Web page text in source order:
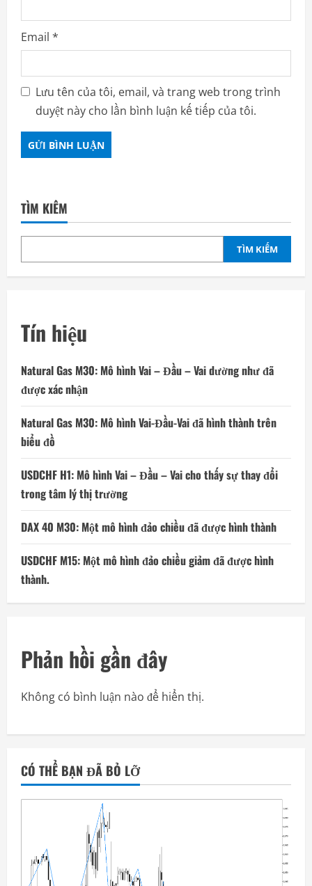
Email *
Lưu tên của tôi, email, và trang web trong trình
duyệt này cho lần bình luận kế tiếp của tôi.
TÌM KIẾM
TÌM KIẾM
Tín hiệu
Natural Gas M30: Mô hình Vai – Đầu – Vai dường như đã
được xác nhận
Natural Gas M30: Mô hình Vai-Đầu-Vai đã hình thành trên
biểu đồ
USDCHF H1: Mô hình Vai – Đầu – Vai cho thấy sự thay đổi
trong tâm lý thị trường
DAX 40 M30: Một mô hình đảo chiều đã được hình thành
USDCHF M15: Một mô hình đảo chiều giảm đã được hình
thành.
Phản hồi gần đây
Không có bình luận nào để hiển thị.
CÓ THỂ BẠN ĐÃ BỎ LỠ